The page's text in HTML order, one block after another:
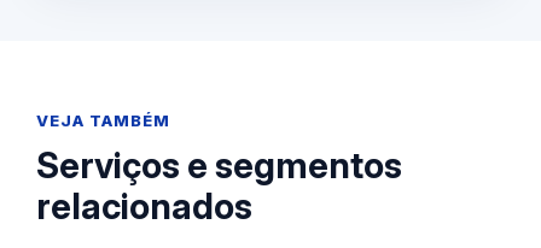
VEJA TAMBÉM
Serviços e segmentos
relacionados